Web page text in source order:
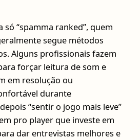
só “spamma ranked”, quem
segue métodos
Alguns profissionais fazem
forçar leitura de som e
em resolução ou
durante
“sentir o jogo mais leve”
pro player que investe em
dar entrevistas melhores e